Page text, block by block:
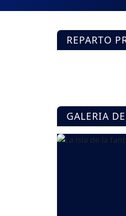
REPARTO
GALERIA